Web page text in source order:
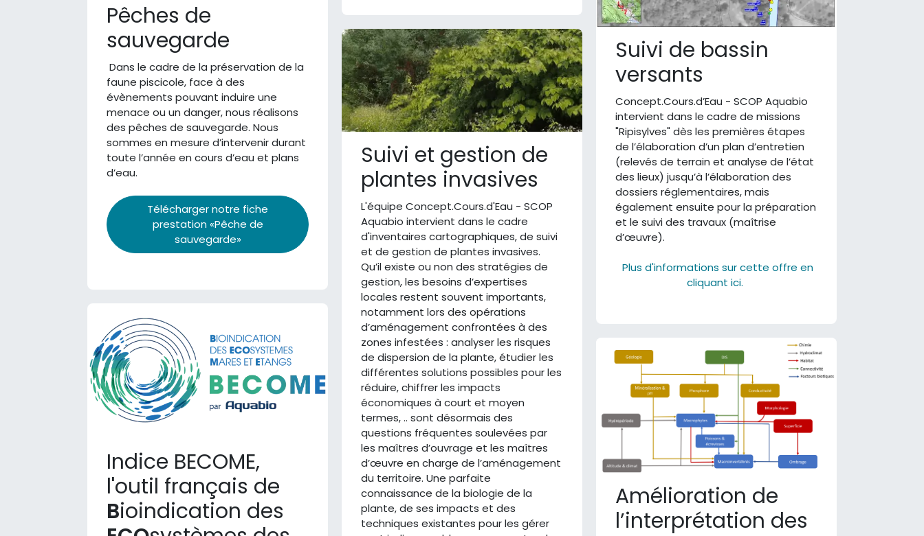
Suivi de bassin
versants
Concept.Cours.d’Eau - SCOP Aquabio
intervient dans le cadre de missions
"Ripisylves" dès les premières étapes
de l’élaboration d’un plan d’entretien
(relevés de terrain et analyse de l’état
des lieux) jusqu’à l’élaboration des
dossiers réglementaires, mais
également ensuite pour la préparation
et le suivi des travaux (maîtrise
d’œuvre).
Plus d'informations sur cette offre en
cliquant ici.
Pêches de
sauvegarde
Dans le cadre de la préservation de la
faune piscicole, face à des
évènements pouvant induire une
menace ou un danger, nous réalisons
des pêches de sauvegarde. Nous
sommes en mesure d’intervenir durant
toute l’année en cours d’eau et plans
d’eau.
Télécharger notre fiche
prestation «Pêche de
sauvegarde»
Suivi et gestion de
plantes invasives
L'équipe Concept.Cours.d'Eau - SCOP
Aquabio intervient dans le cadre
d'inventaires cartographiques, de suivi
et de gestion de plantes invasives.
Qu’il existe ou non des stratégies de
gestion, les besoins d’expertises
locales restent souvent importants,
notamment lors des opérations
d’aménagement confrontées à des
zones infestées : analyser les risques
de dispersion de la plante, étudier les
différentes solutions possibles pour les
réduire, chiffrer les impacts
économiques à court et moyen
termes, .. sont désormais des
questions fréquentes soulevées par
les maîtres d’ouvrage et les maîtres
d’œuvre en charge de l’aménagement
du territoire. Une parfaite
connaissance de la biologie de la
plante, de ses impacts et des
techniques existantes pour les gérer
Amélioration de
l’interprétation des
Indice BECOME,
l'outil français de
Bioindication des